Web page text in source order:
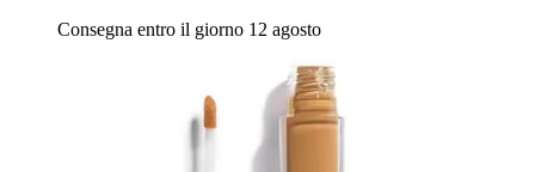
Consegna entro il giorno 12 agosto